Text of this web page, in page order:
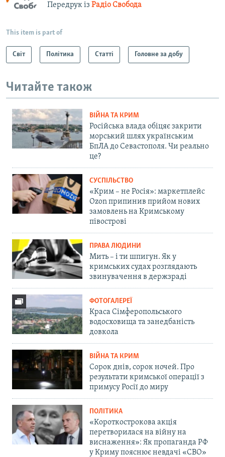
Передрук із Радіо Свобода
This item is part of
Світ Політика Статті Головне за добу
Читайте також
ВІЙНА ТА КРИМ
Російська влада обіцяє закрити
морський шлях українським
БпЛА до Севастополя. Чи реально
це?
СУСПІЛЬСТВО
«Крим – не Росія»: маркетплейс
Ozon припинив прийом нових
замовлень на Кримському
півострові
ПРАВА ЛЮДИНИ
Мить – і ти шпигун. Як у
кримських судах розглядають
звинувачення в держзраді
ФОТОГАЛЕРЕЇ
Краса Сімферопольського
водосховища та занедбаність
довкола
ВІЙНА ТА КРИМ
Сорок днів, сорок ночей. Про
результати кримської операції з
примусу Росії до миру
ПОЛІТИКА
«Короткострокова акція
перетворилася на війну на
виснаження»: Як пропаганда РФ
у Криму пояснює невдачі «СВО»